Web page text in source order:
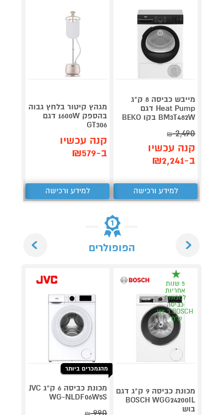
מייבש כביסה 8 ק"ג
Heat Pump דגם
BM3T482W בקו BEKO
2,490
₪
קנה עכשיו
ב-₪2,241
למידע ורכישה
מגהץ קיטור בלחץ גבוה
בהספק 1600W דגם
GT306
קנה עכשיו
ב-₪579
למידע ורכישה
הפופולרים
5 שנות
אחריות
למכונות
כביסה
BOSCH ב 199
ש"ח*
מכונת כביסה 9 ק"ג דגם
BOSCH WGG24200IL
בוש
מהנמכרים ביותר
מכונת כביסה 6 ק"ג JVC
WG-NLDF06W5S